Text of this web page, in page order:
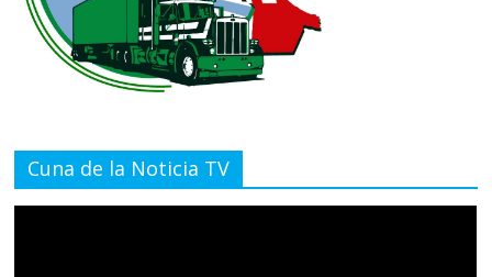
Cuna de la Noticia TV